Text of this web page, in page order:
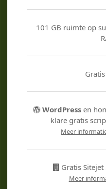
101 GB ruimte op
WordPressen
klare gratis
Meer
Gratis
Meer